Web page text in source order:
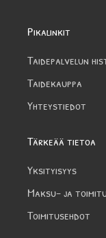
Pikalinkit
Taidepalvelun
Taidekauppa
Yhteystiedot
Tärkeää tietoa
Yksityisyys
Maksu- ja
Toimitusehdot